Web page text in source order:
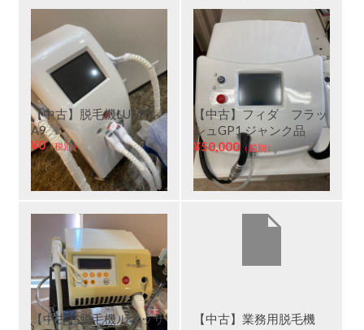
【中古】脱毛機LUMIX-
A9
¥0（税別）
【中古】フィダ フラッ
シュGP1 ジャンク品
¥50,000（税別）
【中古】脱毛機ルネッサ
【中古】業務用脱毛機